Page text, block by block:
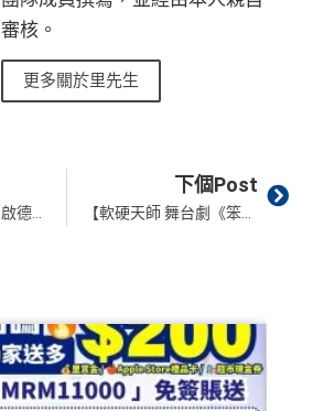
審核。
更多關於里先生
利物浦 VS AC米蘭 啟德表演賽2025｜里先生Giveaway 10套「渣打盃 – 利物浦 VS AC米蘭」門票｜渣打信用卡優先訂票 、票價/優先/公開發售/賽事日期/時間/座位表
下個Post
【軟硬天師 舞台劇《笨蕉大劇院》】所有國泰會員可6月19日12pm起里數兌換！即睇日期／票價／開售日期／優先購票詳情 / 座位表